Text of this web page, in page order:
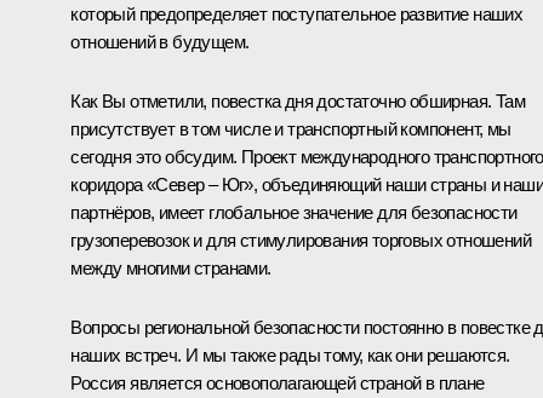
который предопределяет поступательное развитие наших
отношений в будущем.
Как Вы отметили, повестка дня достаточно обширная. Там
присутствует в том числе и транспортный компонент, мы
сегодня это обсудим. Проект международного транспортного
коридора «Север – Юг», объединяющий наши страны и
партнёров, имеет глобальное значение для безопасности
грузоперевозок и для стимулирования торговых отношений
между многими странами.
Вопросы региональной безопасности постоянно в повестке
наших встреч. И мы также рады тому, как они решаются.
Россия является основополагающей страной в плане